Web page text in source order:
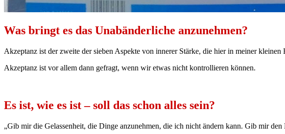
Was bringt es das Unabänderliche anzunehmen?
Akzeptanz ist der zweite der sieben Aspekte von innerer Stärke, die hier in meiner
Akzeptanz ist vor allem dann gefragt, wenn wir etwas nicht kontrollieren können.
Es ist, wie es ist – soll das schon alles sein?
„Gib mir die Gelassenheit, die Dinge anzunehmen, die ich nicht ändern kann. Gib mir